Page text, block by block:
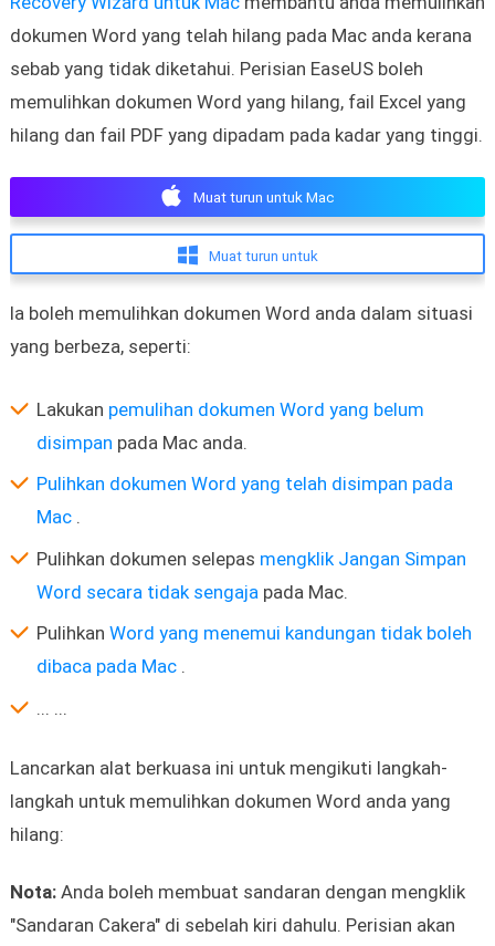
dokumen Word yang telah hilang pada Mac anda kerana
sebab yang tidak diketahui. Perisian EaseUS boleh
memulihkan dokumen Word yang hilang, fail Excel yang
hilang dan fail PDF yang dipadam pada kadar yang tinggi.
Muat turun untuk Mac
Muat turun untuk
Ia boleh memulihkan dokumen Word anda dalam situasi
yang berbeza, seperti:
Lakukan pemulihan dokumen Word yang belum
disimpan pada Mac anda.
Pulihkan dokumen Word yang telah disimpan pada
Mac.
Pulihkan dokumen selepas mengklik Jangan Simpan
Word secara tidak sengaja pada Mac.
Pulihkan Word yang menemui kandungan tidak boleh
dibaca pada Mac.
... ...
Lancarkan alat berkuasa ini untuk mengikuti langkah-
langkah untuk memulihkan dokumen Word anda yang
hilang:
Nota:Anda boleh membuat sandaran dengan mengklik
"Sandaran Cakera" di sebelah kiri dahulu. Perisian akan